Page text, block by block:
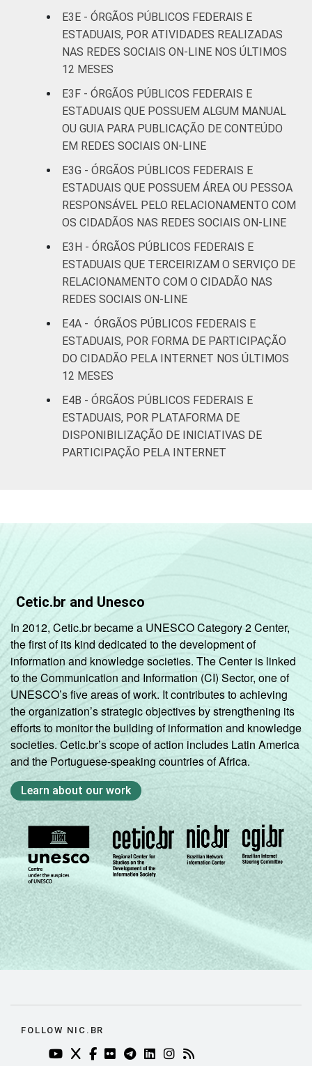
E3E - ÓRGÃOS PÚBLICOS FEDERAIS E
ESTADUAIS, POR ATIVIDADES REALIZADAS
NAS REDES SOCIAIS ON-LINE NOS ÚLTIMOS
12 MESES
E3F - ÓRGÃOS PÚBLICOS FEDERAIS E
ESTADUAIS QUE POSSUEM ALGUM MANUAL
OU GUIA PARA PUBLICAÇÃO DE CONTEÚDO
EM REDES SOCIAIS ON-LINE
E3G - ÓRGÃOS PÚBLICOS FEDERAIS E
ESTADUAIS QUE POSSUEM ÁREA OU PESSOA
RESPONSÁVEL PELO RELACIONAMENTO COM
OS CIDADÃOS NAS REDES SOCIAIS ON-LINE
E3H - ÓRGÃOS PÚBLICOS FEDERAIS E
ESTADUAIS QUE TERCEIRIZAM O SERVIÇO DE
RELACIONAMENTO COM O CIDADÃO NAS
REDES SOCIAIS ON-LINE
E4A - ÓRGÃOS PÚBLICOS FEDERAIS E
ESTADUAIS, POR FORMA DE PARTICIPAÇÃO
DO CIDADÃO PELA INTERNET NOS ÚLTIMOS
12 MESES
E4B - ÓRGÃOS PÚBLICOS FEDERAIS E
ESTADUAIS, POR PLATAFORMA DE
DISPONIBILIZAÇÃO DE INICIATIVAS DE
PARTICIPAÇÃO PELA INTERNET
Cetic.br and Unesco
In 2012, Cetic.br became a UNESCO Category 2 Center,
the first of its kind dedicated to the development of
information and knowledge societies. The Center is linked
to the Communication and Information (CI) Sector, one of
UNESCO’s five areas of work. It contributes to achieving
the organization’s strategic objectives by strengthening its
efforts to monitor the building of information and knowledge
societies. Cetic.br’s scope of action includes Latin America
and the Portuguese-speaking countries of Africa.
Learn about our work
FOLLOW NIC.BR
YOUTUBE DO NIC.BR (ABRE EM NOVA ABA)
TWITTER DO NIC.BR (ABRE EM NOVA ABA)
FACEBOOK DO NIC.BR (ABRE EM NOVA
FLICKR DO NIC.BR (ABRE EM NOVA
TELEGRAM DO NIC.BR (ABRE EM
LINKEDIN DO NIC.BR (ABRE
INSTAGRAM DO NIC.BR
RSS DO NIC.BR (ABRE